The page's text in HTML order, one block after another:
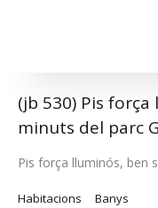
(jb 530) Pis
minuts del parc
Pis força lluminós, ben
Habitacions
Banys